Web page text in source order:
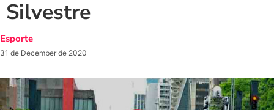
Silvestre
Esporte
31 de December de 2020